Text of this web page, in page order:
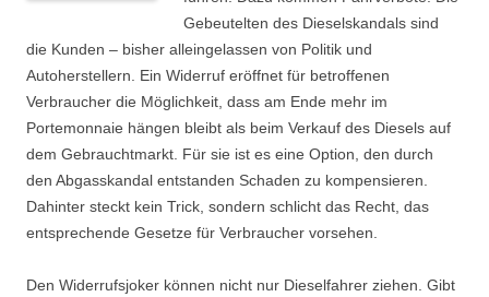
Gebeutelten des Dieselskandals sind
die Kunden – bisher alleingelassen von Politik und
Autoherstellern. Ein Widerruf eröffnet für betroffenen
Verbraucher die Möglichkeit, dass am Ende mehr im
Portemonnaie hängen bleibt als beim Verkauf des Diesels auf
dem Gebrauchtmarkt. Für sie ist es eine Option, den durch
den Abgasskandal entstanden Schaden zu kompensieren.
Dahinter steckt kein Trick, sondern schlicht das Recht, das
entsprechende Gesetze für Verbraucher vorsehen.
Den Widerrufsjoker können nicht nur Dieselfahrer ziehen. Gibt